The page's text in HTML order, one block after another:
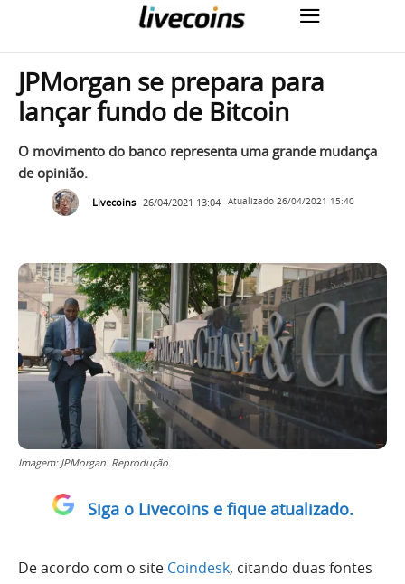
JPMorgan se prepara para
lançar fundo de Bitcoin
O movimento do banco representa uma grande mudança
de opinião.
Livecoins 26/04/2021 13:04 Atualizado 26/04/2021 15:40
Imagem: JPMorgan. Reprodução.
Siga o Livecoins e fique atualizado.
De acordo com o site Coindesk, citando duas fontes